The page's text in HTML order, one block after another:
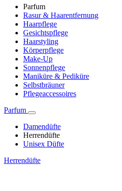
Parfum
Rasur & Haarentfernung
Haarpflege
Gesichtspflege
Haarstyling
Körperpflege
Make-Up
Sonnenpflege
Maniküre & Pediküre
Selbstbräuner
Pflegeaccessoires
Parfum
Damendüfte
Herrendüfte
Unisex Düfte
Herrendüfte